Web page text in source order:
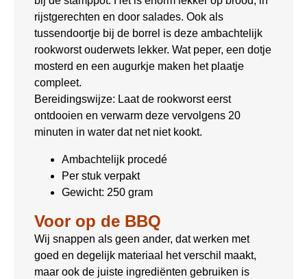
rijstgerechten en door salades. Ook als
tussendoortje bij de borrel is deze ambachtelijk
rookworst ouderwets lekker. Wat peper, een dotje
mosterd en een augurkje maken het plaatje
compleet.
Bereidingswijze: Laat de rookworst eerst
ontdooien en verwarm deze vervolgens 20
minuten in water dat net niet kookt.
Ambachtelijk procedé
Per stuk verpakt
Gewicht: 250 gram
Voor op de BBQ
Wij snappen als geen ander, dat werken met
goed en degelijk materiaal het verschil maakt,
maar ook de juiste ingrediënten gebruiken is